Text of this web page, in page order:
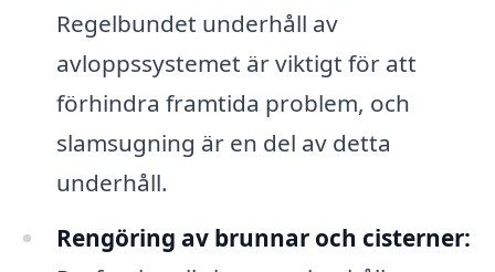
Regelbundet underhåll av
avloppssystemet är viktigt för att
förhindra framtida problem, och
slamsugning är en del av detta
underhåll.
Rengöring av brunnar och cisterner: